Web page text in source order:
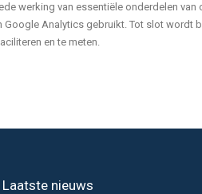
werking van essentiële onderdelen
Analytics gebruikt. Tot slot wordt
en te meten.
Laatste nieuws